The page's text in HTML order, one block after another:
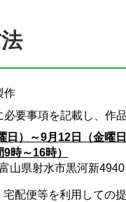
作
要事項を記載し、作
日）～9月12日（金曜
時～16時）
山県射水市黒河新
配便等を利用しての